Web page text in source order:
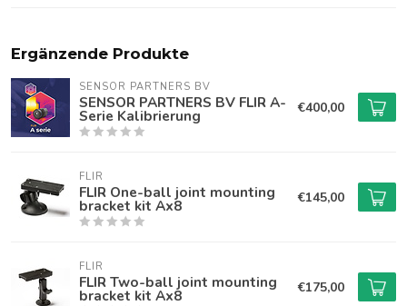
Ergänzende Produkte
SENSOR PARTNERS BV
SENSOR PARTNERS BV FLIR A-
Serie Kalibrierung €400,00
FLIR
FLIR One-ball joint mounting
bracket kit Ax8 €145,00
FLIR
FLIR Two-ball joint mounting
bracket kit Ax8 €175,00